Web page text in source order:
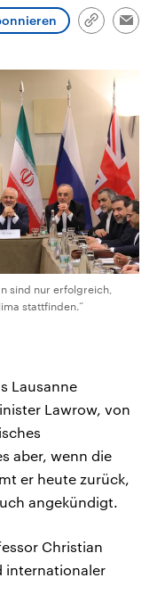
Link
sind nur erfolgreich,
stattfinden.“
Lausanne
Lawrow, von
aber, wenn die
er heute zurück,
angekündigt.
Christian
internationaler